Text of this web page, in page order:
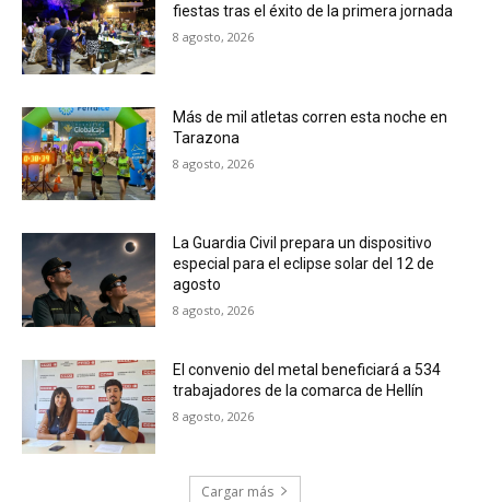
fiestas tras el éxito de la primera jornada
8 agosto, 2026
Más de mil atletas corren esta noche en
Tarazona
8 agosto, 2026
La Guardia Civil prepara un dispositivo
especial para el eclipse solar del 12 de
agosto
8 agosto, 2026
El convenio del metal beneficiará a 534
trabajadores de la comarca de Hellín
8 agosto, 2026
Cargar más